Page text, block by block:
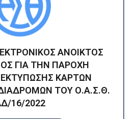
ΑΝΟΙΚΤΟΣ
ΓΙΑ ΤΗΝ ΠΑΡΟΧΗ
ΚΑΡΤΩΝ
ΤΟΥ Ο.Α.Σ.Θ.
16/2022